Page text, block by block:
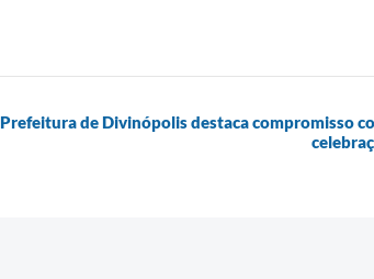
Prefeitura de Divinópolis destaca compromisso